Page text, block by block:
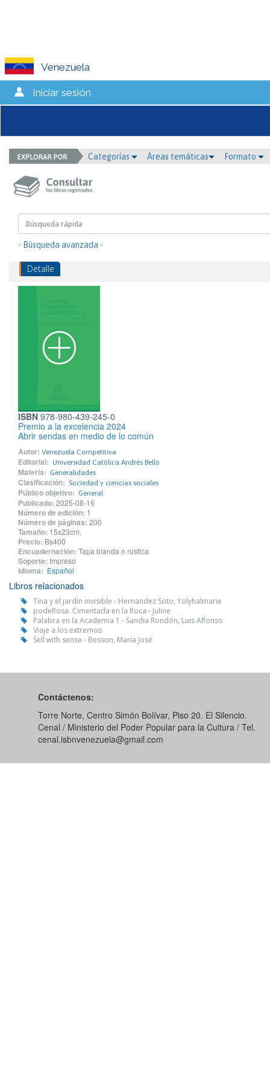
Venezuela
Iniciar sesión
Categorías Áreas temáticas Formato
- Búsqueda avanzada -
Detalle
ISBN 978-980-439-245-0
Premio a la excelencia 2024
Abrir sendas en medio de lo común
Autor: Venezuela Competitiva
Editorial: Universidad Católica Andrés Bello
Materia: Generalidades
Clasificación: Sociedad y ciencias sociales
Público objetivo: General
Publicado: 2025-08-16
Número de edición: 1
Número de páginas: 200
Tamaño: 15x23cm.
Precio: Bs400
Encuadernación: Tapa blanda o rústica
Soporte: Impreso
Idioma: Español
Libros relacionados
Tina y el jardín invisible - Hernandez Soto, Yolyhalmarie
podeRosa. Cimentada en la Roca - Juline
Palabra en la Academia 1 - Sandia Rondón, Luis Alfonso
Viaje a los extremos
Sell with sense - Besson, María José
Contáctenos:
Torre Norte, Centro Simón Bolívar, Piso 20. El Silencio.
Cenal / Ministerio del Poder Popular para la Cultura / Tel.
cenal.isbnvenezuela@gmail.com